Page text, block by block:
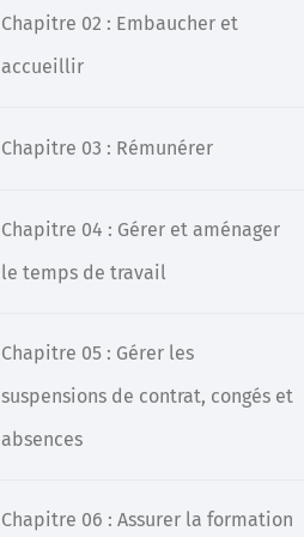
d’experts
Chapitre 02 : Embaucher et
accueillir
Chapitre 03 : Rémunérer
Chapitre 04 : Gérer et aménager
le temps de travail
Chapitre 05 : Gérer les
suspensions de contrat, congés et
absences
Chapitre 06 : Assurer la formation